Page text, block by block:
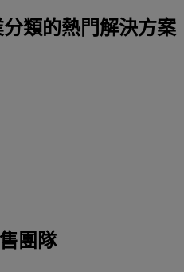
類的熱門解決方案
團隊